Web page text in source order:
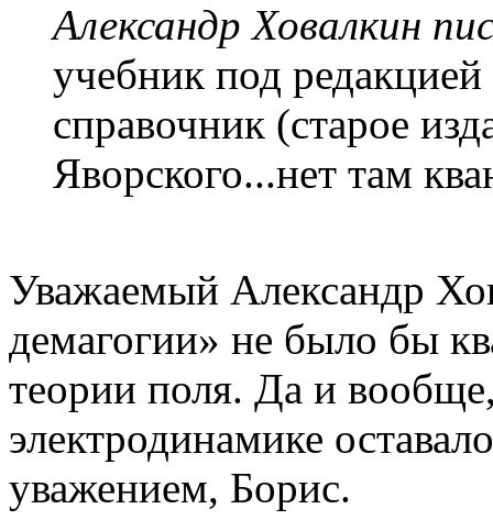
Александр Ховалкин
учебник под
справочник (старое
Яворского...нет там
Уважаемый Александр
демагогии» не было бы
теории поля. Да и
электродинамике
уважением, Борис.